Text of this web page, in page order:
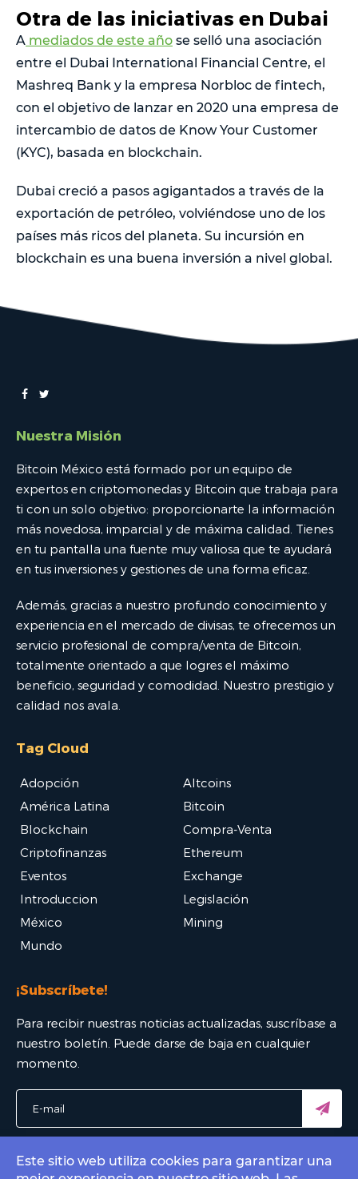
Otra de las iniciativas en Dubai
A mediados de este año se selló una asociación
entre el Dubai International Financial Centre, el
Mashreq Bank y la empresa Norbloc de fintech,
con el objetivo de lanzar en 2020 una empresa de
intercambio de datos de Know Your Customer
(KYC), basada en blockchain.
Dubai creció a pasos agigantados a través de la
exportación de petróleo, volviéndose uno de los
países más ricos del planeta. Su incursión en
blockchain es una buena inversión a nivel global.
Nuestra Misión
Bitcoin México está formado por un equipo de
expertos en criptomonedas y Bitcoin que trabaja para
ti con un solo objetivo: proporcionarte la información
más novedosa, imparcial y de máxima calidad. Tienes
en tu pantalla una fuente muy valiosa que te ayudará
en tus inversiones y gestiones de una forma eficaz.
Además, gracias a nuestro profundo conocimiento y
experiencia en el mercado de divisas, te ofrecemos un
servicio profesional de compra/venta de Bitcoin,
totalmente orientado a que logres el máximo
beneficio, seguridad y comodidad. Nuestro prestigio y
calidad nos avala.
Tag Cloud
Adopción
Altcoins
América Latina
Bitcoin
Blockchain
Compra-Venta
Criptofinanzas
Ethereum
Eventos
Exchange
Introduccion
Legislación
México
Mining
Mundo
¡Subscríbete!
Para recibir nuestras noticias actualizadas, suscríbase a
nuestro boletín. Puede darse de baja en cualquier
momento.
Este sitio web utiliza cookies para garantizar una